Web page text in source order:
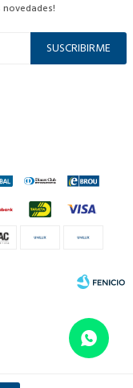
novedades!
SUSCRIBIRME